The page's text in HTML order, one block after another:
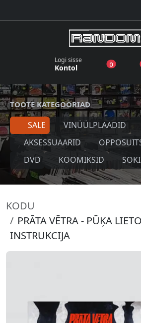
Logi sisse
Kontol 0toodet
TOOTE KATEGOORIAD
SALE VINÜÜLPLAADID
AKSESSUAARID
DVD
KOOMIKSID
KODU
PRĀTA VĒTRA - PŪĶA
INSTRUKCIJA